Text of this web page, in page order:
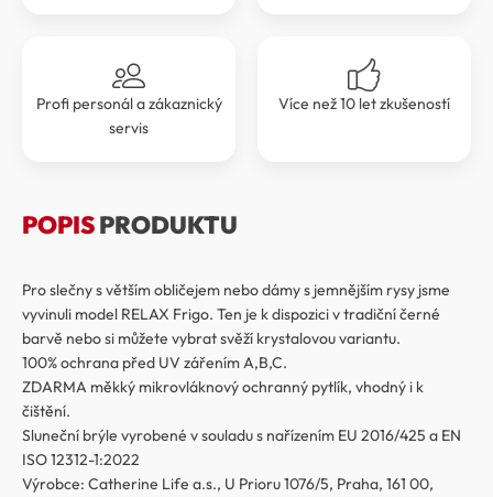
Profi personál a zákaznický
servis
Více než 10 let zkušeností
POPISPRODUKTU
Pro slečny s větším obličejem nebo dámy s jemnějším rysy jsme
vyvinuli model RELAX Frigo. Ten je k dispozici v tradiční černé
barvě nebo si můžete vybrat svěží krystalovou variantu.
100% ochrana před UV zářením A,B,C.
ZDARMA měkký mikrovláknový ochranný pytlík, vhodný i k
čištění.
Sluneční brýle vyrobené v souladu s nařízením EU 2016/425 a EN
ISO 12312-1:2022
Výrobce: Catherine Life a.s., U Prioru 1076/5, Praha, 161 00,